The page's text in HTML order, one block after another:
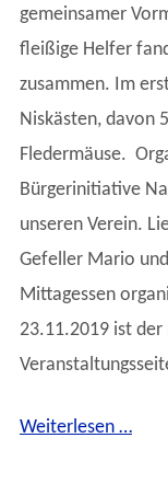
gemeinsamer
fleißige Helfer
zusammen. Im
Niskästen, davon
Fledermäuse.
Bürgerinitiative
unseren Verein.
Gefeller Mario
Mittagessen
23.11.2019 ist der
Weiterlesen …